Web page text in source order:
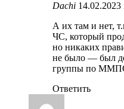
Dachi 14.02.2023
А их там и нет,
ЧС, который
но никаких
не было — был
группы по ММПС,
Ответить